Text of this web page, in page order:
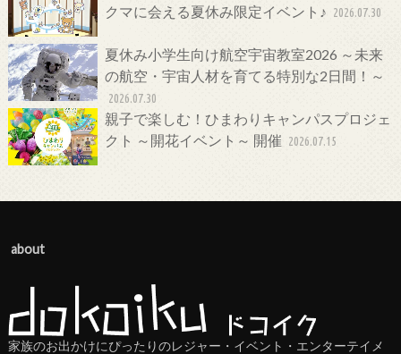
クマに会える夏休み限定イベント♪ 2026.07.30
夏休み小学生向け航空宇宙教室2026 ～未来
の航空・宇宙人材を育てる特別な2日間！～
2026.07.30
親子で楽しむ！ひまわりキャンパスプロジェ
クト ～開花イベント～ 開催 2026.07.15
about
家族のお出かけにぴったりのレジャー・イベント・エンターテイメ